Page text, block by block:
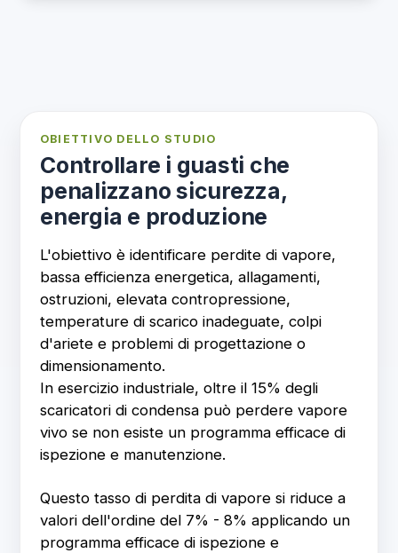
OBIETTIVO DELLO STUDIO
Controllare i guasti che
penalizzano sicurezza,
energia e produzione
L'obiettivo è identificare perdite di vapore,
bassa efficienza energetica, allagamenti,
ostruzioni, elevata contropressione,
temperature di scarico inadeguate, colpi
d'ariete e problemi di progettazione o
dimensionamento.
In esercizio industriale, oltre il 15% degli
scaricatori di condensa può perdere vapore
vivo se non esiste un programma efficace di
ispezione e manutenzione.
Questo tasso di perdita di vapore si riduce a
valori dell'ordine del 7% - 8% applicando un
programma efficace di ispezione e